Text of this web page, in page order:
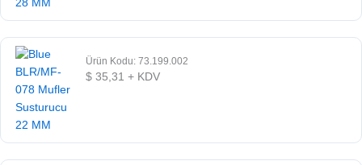
Ürün Kodu: 73.199.002
$ 35,31 + KDV